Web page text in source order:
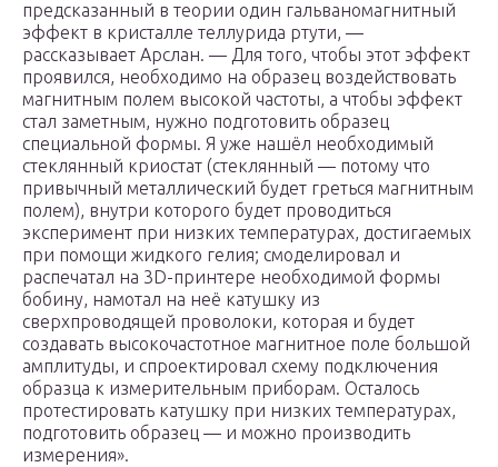
предсказанный в теории один гальваномагнитный
эффект в кристалле теллурида ртути, —
рассказывает Арслан. — Для того, чтобы этот эффект
проявился, необходимо на образец воздействовать
магнитным полем высокой частоты, а чтобы эффект
стал заметным, нужно подготовить образец
специальной формы. Я уже нашёл необходимый
стеклянный криостат (стеклянный — потому что
привычный металлический будет греться магнитным
полем), внутри которого будет проводиться
эксперимент при низких температурах, достигаемых
при помощи жидкого гелия; смоделировал и
распечатал на 3D-принтере необходимой формы
бобину, намотал на неё катушку из
сверхпроводящей проволоки, которая и будет
создавать высокочастотное магнитное поле большой
амплитуды, и спроектировал схему подключения
образца к измерительным приборам. Осталось
протестировать катушку при низких температурах,
подготовить образец — и можно производить
измерения».